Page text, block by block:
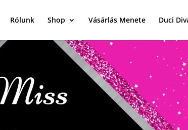
Rólunk Shop Vásárlás Menete Duci